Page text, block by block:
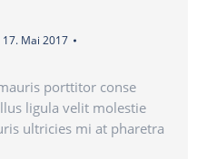
17. Mai 2017
porttitor conse
ligula velit molestie
ultricies mi at pharetra